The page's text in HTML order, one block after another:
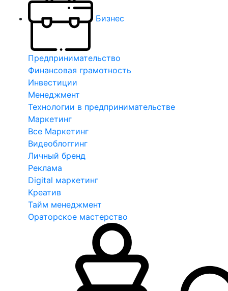
Бизнес
Предпринимательство
Финансовая грамотность
Инвестиции
Менеджмент
Технологии в предпринимательстве
Маркетинг
Все Маркетинг
Видеоблоггинг
Личный бренд
Реклама
Digital маркетинг
Креатив
Тайм менеджмент
Ораторское мастерство